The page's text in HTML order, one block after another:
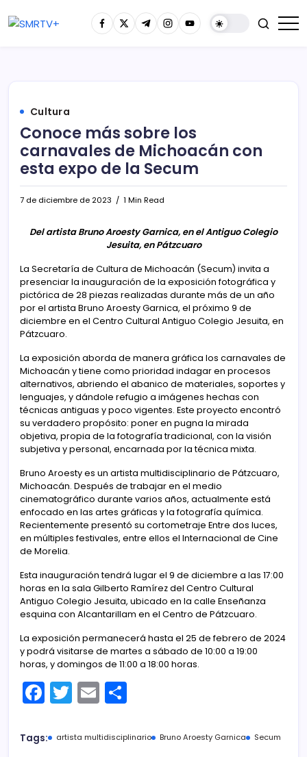
Cultura
Conoce más sobre los
carnavales de Michoacán con
esta expo de la Secum
7 de diciembre de 2023 1 Min Read
Del artista Bruno Aroesty Garnica, en el Antiguo Colegio
Jesuita, en Pátzcuaro
La Secretaría de Cultura de Michoacán (Secum) invita a
presenciar la inauguración de la exposición fotográfica y
pictórica de 28 piezas realizadas durante más de un año
por el artista Bruno Aroesty Garnica, el próximo 9 de
diciembre en el Centro Cultural Antiguo Colegio Jesuita, en
Pátzcuaro.
La exposición aborda de manera gráfica los carnavales de
Michoacán y tiene como prioridad indagar en procesos
alternativos, abriendo el abanico de materiales, soportes y
lenguajes, y dándole refugio a imágenes hechas con
técnicas antiguas y poco vigentes. Este proyecto encontró
su verdadero propósito: poner en pugna la mirada
objetiva, propia de la fotografía tradicional, con la visión
subjetiva y personal, encarnada por la técnica mixta.
Bruno Aroesty es un artista multidisciplinario de Pátzcuaro,
Michoacán. Después de trabajar en el medio
cinematográfico durante varios años, actualmente está
enfocado en las artes gráficas y la fotografía química.
Recientemente presentó su cortometraje Entre dos luces,
en múltiples festivales, entre ellos el Internacional de Cine
de Morelia.
Esta inauguración tendrá lugar el 9 de diciembre a las 17:00
horas en la sala Gilberto Ramírez del Centro Cultural
Antiguo Colegio Jesuita, ubicado en la calle Enseñanza
esquina con Alcantarillam en el Centro de Pátzcuaro.
La exposición permanecerá hasta el 25 de febrero de 2024
y podrá visitarse de martes a sábado de 10:00 a 19:00
horas, y domingos de 11:00 a 18:00 horas.
F
a
c
T
w
itt
E
m
ai m
Tags: artista multidisciplinario Bruno Aroesty Garnica Secum